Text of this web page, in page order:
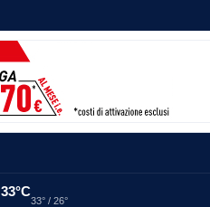
33°C
33° / 26°